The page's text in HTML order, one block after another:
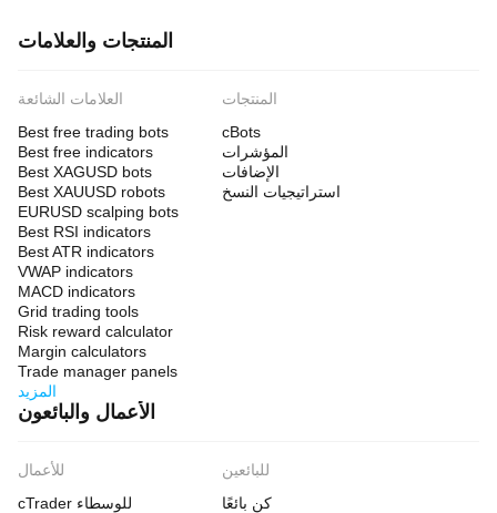
المنتجات والعلامات
العلامات الشائعة
Best free trading bots
Best free indicators
Best XAGUSD bots
Best XAUUSD robots
EURUSD scalping bots
Best RSI indicators
Best ATR indicators
VWAP indicators
MACD indicators
Grid trading tools
Risk reward calculator
Margin calculators
Trade manager panels
المزيد
المنتجات
cBots
المؤشرات
الإضافات
استراتيجيات النسخ
الأعمال والبائعون
للأعمال
cTrader للوسطاء
للبائعين
كن بائعًا